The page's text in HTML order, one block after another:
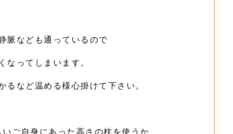
脈なども通っているので
なってしまいます。
など温める様心掛けて下さい。
ご自身にあった高さの枕を使うか